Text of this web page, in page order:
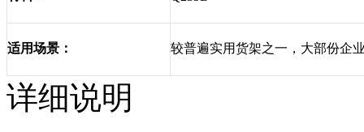
适用场景： 较普遍实用货架之一，大部份企
详细说明